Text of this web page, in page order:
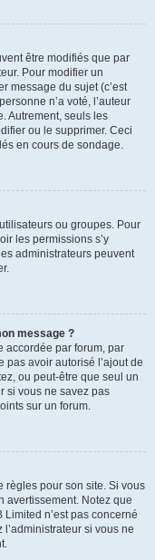
être modifiés que par
Pour modifier un
message du sujet (c’est
n’a voté, l’auteur
Autrement, seuls les
ou le supprimer. Ceci
en cours de sondage.
ou groupes. Pour
les permissions s’y
administrateurs peuvent
message ?
accordée par forum, par
pas avoir autorisé l’ajout de
ou peut-être que seul un
si vous ne savez pas
sur un forum.
règles pour son site. Si vous
avertissement. Notez que
Limited n’est pas concerné
si vous ne